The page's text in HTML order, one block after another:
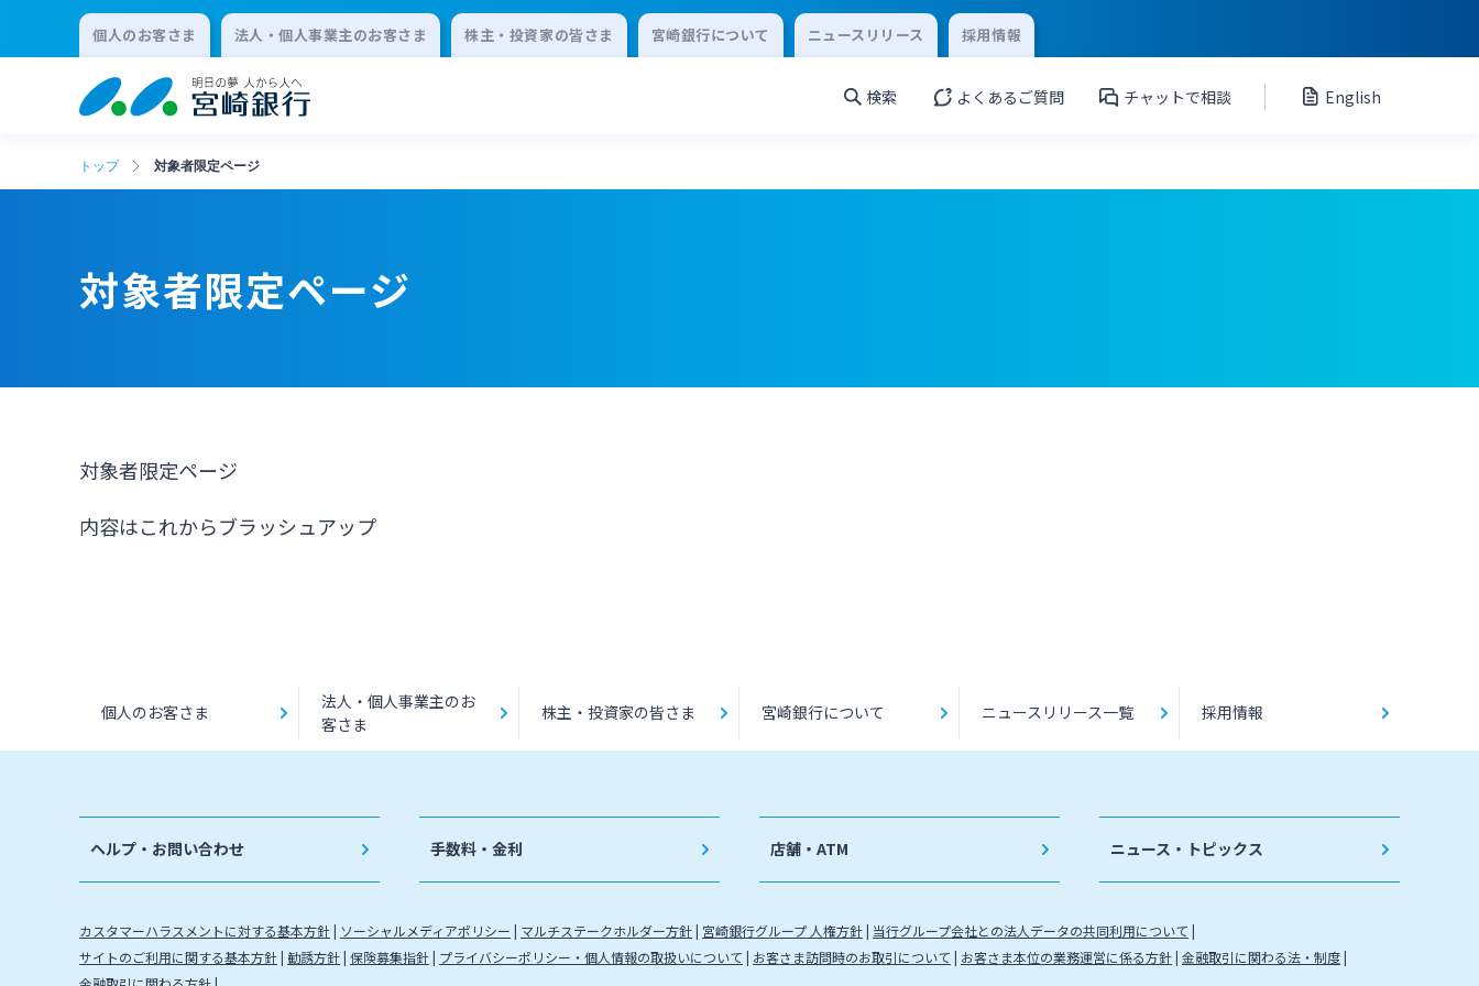
個人のお客さま 法人・個人事業主のお客さま 株主・投資家の皆さま 宮崎銀行について ニュースリリース 採用情報
検索 よくあるご質問 チャットで相談 English
トップ 対象者限定ページ
対象者限定ページ
対象者限定ページ
内容はこれからブラッシュアップ
個人のお客さま
法人・個人事業主のお
客さま
株主・投資家の皆さま 宮崎銀行について ニュースリリース一覧 採用情報
ヘルプ・お問い合わせ 手数料・金利 店舗・ATM ニュース・トピックス
カスタマーハラスメントに対する基本方針 ソーシャルメディアポリシー マルチステークホルダー方針 宮崎銀行グループ 人権方針 当行グループ会社との法人データの共同利用について
サイトのご利用に関する基本方針 勧誘方針 保険募集指針 プライバシーポリシー・個人情報の取扱いについて お客さま訪問時のお取引について お客さま本位の業務運営に係る方針 金融取引に関わる法・制度